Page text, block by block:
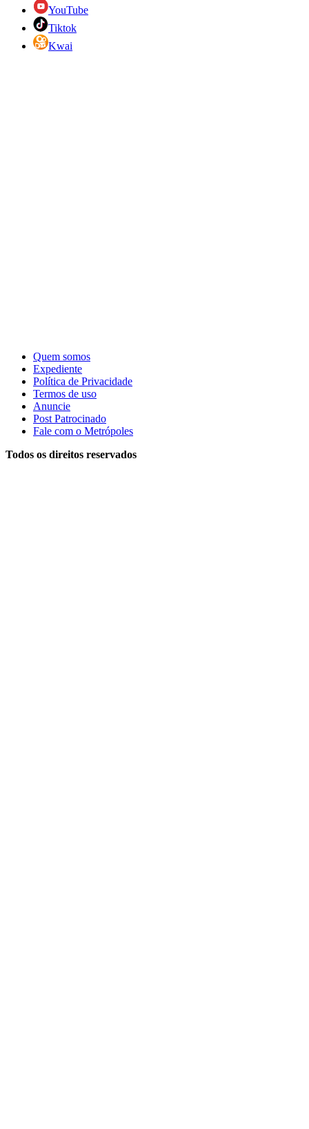
YouTube
Tiktok
Kwai
Quem somos
Expediente
Política de Privacidade
Termos de uso
Anuncie
Post Patrocinado
Fale com o Metrópoles
Todos os direitos reservados